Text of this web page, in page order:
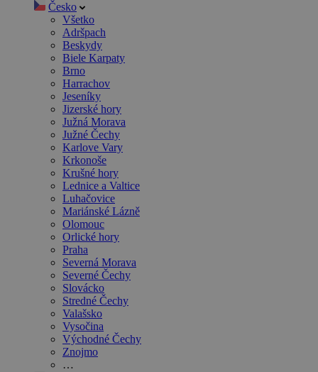
Česko
Všetko
Adršpach
Beskydy
Biele Karpaty
Brno
Harrachov
Jeseníky
Jizerské hory
Južná Morava
Južné Čechy
Karlove Vary
Krkonoše
Krušné hory
Lednice a Valtice
Luhačovice
Mariánské Lázně
Olomouc
Orlické hory
Praha
Severná Morava
Severné Čechy
Slovácko
Stredné Čechy
Valašsko
Vysočina
Východné Čechy
Znojmo
…